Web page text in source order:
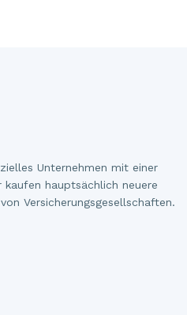
Unternehmen mit einer
hauptsächlich neuere
Versicherungsgesellschaften.